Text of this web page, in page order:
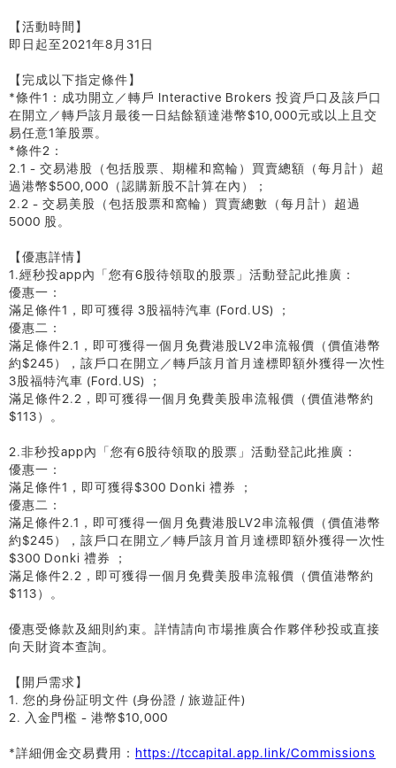
【活動時間】
即日起至2021年8月31日
【完成以下指定條件】
*條件1：成功開立／轉戶 Interactive Brokers 投資戶口及該戶口
在開立／轉戶該月最後一日結餘額達港幣$10,000元或以上且交
易任意1筆股票。
*條件2：
2.1 - 交易港股（包括股票、期權和窩輪）買賣總額（每月計）超
過港幣$500,000（認購新股不計算在內）；
2.2 - 交易美股（包括股票和窩輪）買賣總數（每月計）超過
5000 股。
【優惠詳情】
1.經秒投app內「您有6股待領取的股票」活動登記此推廣：
優惠一：
滿足條件1，即可獲得 3股福特汽車 (Ford.US) ；
優惠二：
滿足條件2.1，即可獲得一個月免費港股LV2串流報價（價值港幣
約$245），該戶口在開立／轉戶該月首月達標即額外獲得一次性
3股福特汽車 (Ford.US) ；
滿足條件2.2，即可獲得一個月免費美股串流報價（價值港幣約
$113）。
2.非秒投app內「您有6股待領取的股票」活動登記此推廣：
優惠一：
滿足條件1，即可獲得$300 Donki 禮券 ；
優惠二：
滿足條件2.1，即可獲得一個月免費港股LV2串流報價（價值港幣
約$245），該戶口在開立／轉戶該月首月達標即額外獲得一次性
$300 Donki 禮券 ；
滿足條件2.2，即可獲得一個月免費美股串流報價（價值港幣約
$113）。
優惠受條款及細則約束。詳情請向市場推廣合作夥伴秒投或直接
向天財資本查詢。
【開戶需求】
1. 您的身份証明文件 (身份證 / 旅遊証件)
2. 入金門檻 - 港幣$10,000
*詳細佣金交易費用： https://tccapital.app.link/Commissions